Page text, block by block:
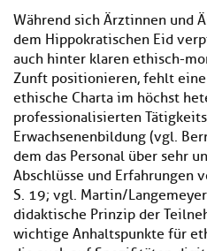
Während sich Ärztinnen und
dem Hippokratischen Eid
auch hinter klaren ethisch-
Zunft positionieren, fehlt
ethische Charta im höchst
professionalisierten
Erwachsenenbildung (vgl.
dem das Personal über sehr
Abschlüsse und Erfahrungen
S. 19; vgl. Martin/
didaktische Prinzip der
wichtige Anhaltspunkte für